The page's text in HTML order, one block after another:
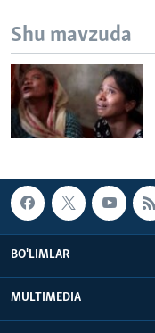
Shu mavzuda
BO'LIMLAR
MULTIMEDIA